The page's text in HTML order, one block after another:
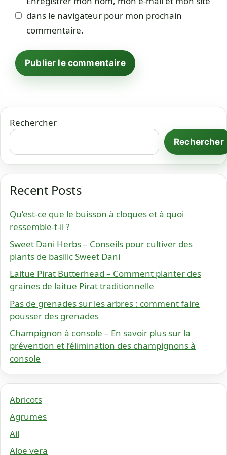
dans le navigateur pour mon prochain
commentaire.
Rechercher
Rechercher
Recent Posts
Qu’est-ce que le buisson à cloques et à quoi
ressemble-t-il ?
Sweet Dani Herbs – Conseils pour cultiver des
plants de basilic Sweet Dani
Laitue Pirat Butterhead – Comment planter des
graines de laitue Pirat traditionnelle
Pas de grenades sur les arbres : comment faire
pousser des grenades
Champignon à console – En savoir plus sur la
prévention et l’élimination des champignons à
console
Abricots
Agrumes
Ail
Aloe vera